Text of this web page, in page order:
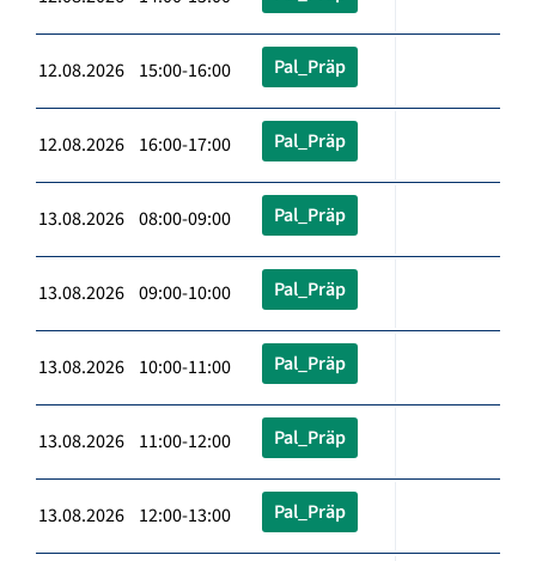
12.08.2026 15:00-16:00 Pal_Präp
12.08.2026 16:00-17:00 Pal_Präp
13.08.2026 08:00-09:00 Pal_Präp
13.08.2026 09:00-10:00 Pal_Präp
13.08.2026 10:00-11:00 Pal_Präp
13.08.2026 11:00-12:00 Pal_Präp
13.08.2026 12:00-13:00 Pal_Präp